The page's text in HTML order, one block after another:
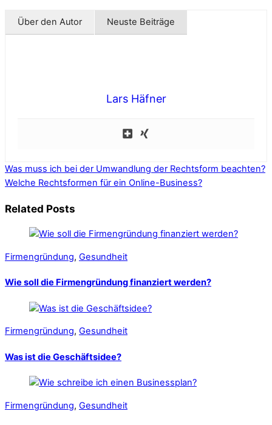
Über den Autor Neuste Beiträge
Lars Häfner
Was muss ich bei der Umwandlung der Rechtsform beachten?
Welche Rechtsformen für ein Online-Business?
Related Posts
Firmengründung, Gesundheit
Wie soll die Firmengründung finanziert werden?
Firmengründung, Gesundheit
Was ist die Geschäftsidee?
Firmengründung, Gesundheit